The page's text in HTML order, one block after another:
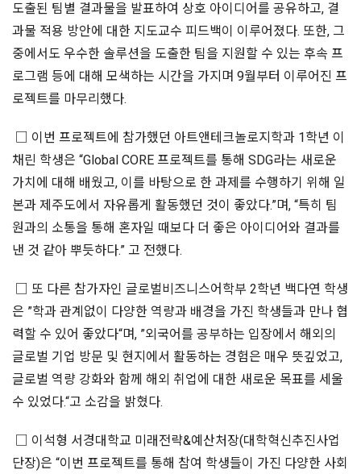
도출된 팀별 결과물을 발표하여 상호 아이디어를 공유하고, 결
과물 적용 방안에 대한 지도교수 피드백이 이루어졌다. 또한, 그
중에서도 우수한 솔루션을 도출한 팀을 지원할 수 있는 후속 프
로그램 등에 대해 모색하는 시간을 가지며 9월부터 이루어진 프
로젝트를 마무리했다.
□ 이번 프로젝트에 참가했던 아트앤테크놀로지학과 1학년 이
채린 학생은 “Global CORE 프로젝트를 통해 SDG라는 새로운
가치에 대해 배웠고, 이를 바탕으로 한 과제를 수행하기 위해 일
본과 제주도에서 자유롭게 활동했던 것이 좋았다.”며, “특히 팀
원과의 소통을 통해 혼자일 때보다 더 좋은 아이디어와 결과를
낸 것 같아 뿌듯하다.” 고 전했다.
□ 또 다른 참가자인 글로벌비즈니스어학부 2학년 백다연 학생
은 ”학과 관계없이 다양한 역량과 배경을 가진 학생들과 만나 협
력할 수 있어 좋았다“며, ”외국어를 공부하는 입장에서 해외의
글로벌 기업 방문 및 현지에서 활동하는 경험은 매우 뜻깊었고,
글로벌 역량 강화와 함께 해외 취업에 대한 새로운 목표를 세울
수 있었다.“고 소감을 밝혔다.
□ 이석형 서경대학교 미래전략&예산처장(대학혁신추진사업
단장)은 “이번 프로젝트를 통해 참여 학생들이 가진 다양한 사회